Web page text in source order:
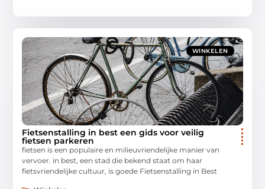
WINKELEN
Fietsenstalling in best een gids voor veilig
fietsen parkeren
fietsen is een populaire en milieuvriendelijke manier van
vervoer. in best, een stad die bekend staat om haar
fietsvriendelijke cultuur, is goede Fietsenstalling in Best